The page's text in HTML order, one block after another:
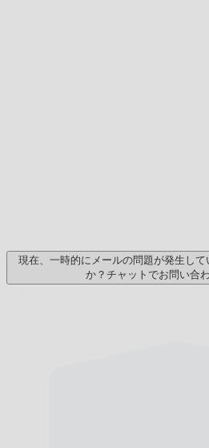
現在、一時的にメールの問題が発生し
か？チャットでお問い合